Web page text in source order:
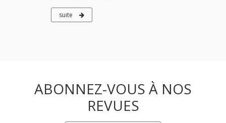
suite
ABONNEZ-VOUS À NOS
REVUES